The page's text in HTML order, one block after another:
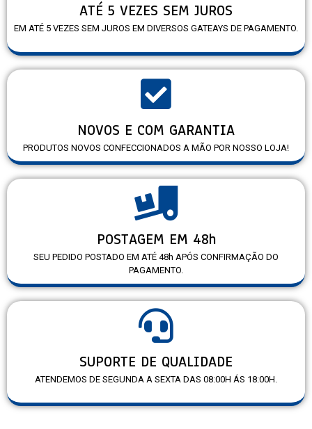
ATÉ 5 VEZES SEM JUROS
EM ATÉ 5 VEZES SEM JUROS EM DIVERSOS GATEAYS DE PAGAMENTO.
NOVOS E COM GARANTIA
PRODUTOS NOVOS CONFECCIONADOS A MÃO POR NOSSO LOJA!
POSTAGEM EM 48h
SEU PEDIDO POSTADO EM ATÉ 48h APÓS CONFIRMAÇÃO DO
PAGAMENTO.
SUPORTE DE QUALIDADE
ATENDEMOS DE SEGUNDA A SEXTA DAS 08:00H ÁS 18:00H.